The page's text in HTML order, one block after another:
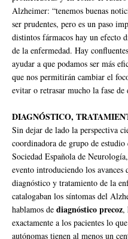
Alzheimer: “tenemos buenas
ser prudentes, pero es un paso
distintos fármacos hay un efecto
de la enfermedad. Hay
ayudar a que podamos ser más
que nos permitirán cambiar el
evitar o retrasar mucho la fase de
DIAGNÓSTICO,
Sin dejar de lado la perspectiva
coordinadora de grupo de
Sociedad Española de
evento introduciendo los avances
diagnóstico y tratamiento de la
catalogaban los síntomas del
hablamos de diagnóstico precoz,
exactamente a los pacientes lo
autónomas tienen al menos un